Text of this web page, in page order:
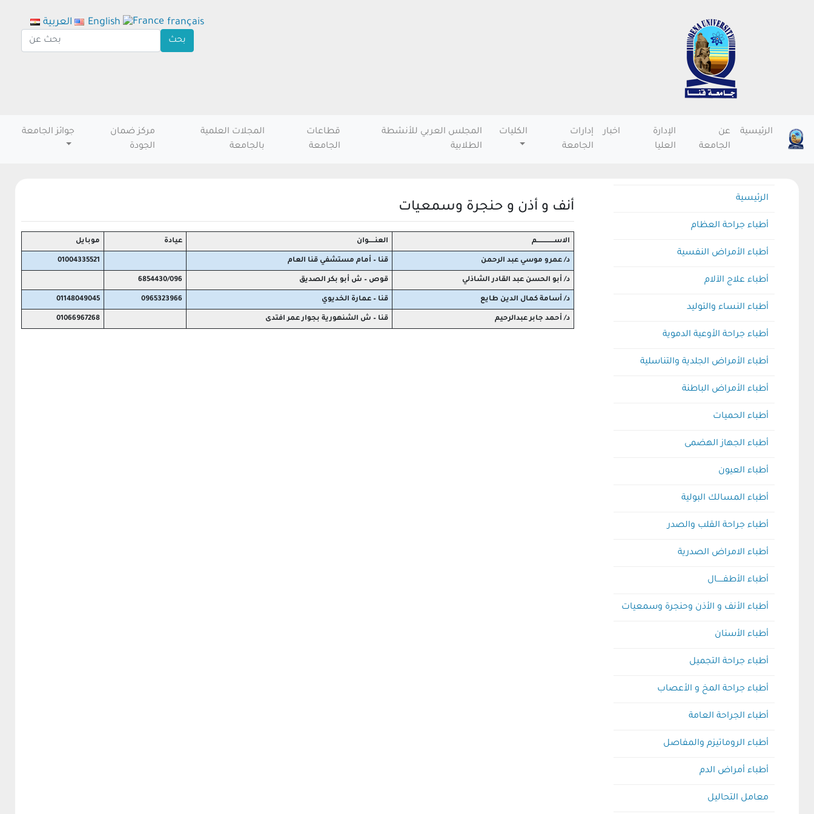
الرئيسية
عن
الجامعة
الإدارة
العليا
اخبار
إدارات
الجامعة
الكليات
المجلس العربي للأنشطة
الطلابية
قطاعات
الجامعة
المجلات العلمية
بالجامعة
مركز ضمان
الجودة
جوائز الجامعة
الرئيسية
أطباء جراحة العظام
أطباء الأمراض النفسية
أطباء علاج الآلام
أطباء النساء والتوليد
أطباء جراحة الأوعية الدموية
أطباء الأمراض الجلدية والتناسلية
أطباء الأمراض الباطنة
أطباء الحميات
أطباء الجهاز الهضمى
أطباء العيون
أطباء المسالك البولية
أطباء جراحة القلب والصدر
أطباء الامراض الصدرية
أطباء الأطفـــــال
أطباء الأنف و الأذن وحنجرة وسمعيات
أطباء الأسنان
أطباء جراحة التجميل
أطباء جراحة المخ و الأعصاب
أطباء الجراحة العامة
أطباء الروماتيزم والمفاصل
أطباء أمراض الدم
معامل التحاليل
أنف و أذن و حنجرة وسمعيات
الاســــــــــــــم العنـــــوان عيادة موبايل
د/ عمرو موسي عبد الرحمن قنا – أمام مستشفي قنا العام 01004335521
د/ أبو الحسن عبد القادر الشاذلي قوص – ش أبو بكر الصديق 6854430/096
د/ أسامة كمال الدين طايع قنا – عمارة الخديوي 0965323966
01148049045
د/ أحمد جابر عبدالرحيم قنا – ش الشنهورية بجوار عمر افتدى 01066967268
العربية English français